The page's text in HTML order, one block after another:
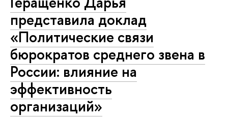
представила доклад
«Политические связи
бюрократов среднего звена в
России: влияние на
эффективность
организаций»